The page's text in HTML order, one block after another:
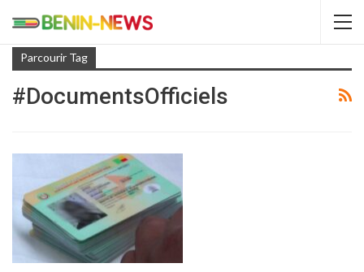
Parcourir Tag
#DocumentsOfficiels